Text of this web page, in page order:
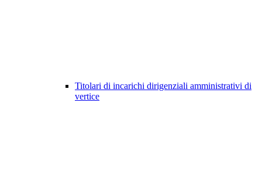
Titolari di incarichi dirigenziali amministrativi di
vertice